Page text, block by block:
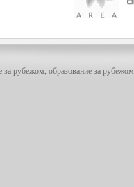
рубежом, образование за